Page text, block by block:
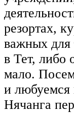
резортах,
важных для
в Тет, либо
мало.
и любуемся
Нячанга